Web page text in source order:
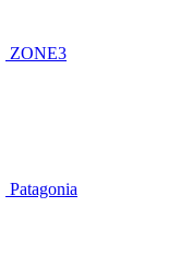
ZONE3
Patagonia